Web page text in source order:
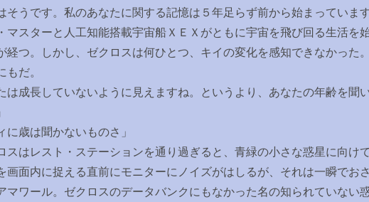
そうです。私のあなたに関する記憶は５年足らず前から始まっています
スターと人工知能搭載宇宙船ＸＥＸがともに宇宙を飛び回る生活を
経つ。しかし、ゼクロスは何ひとつ、キイの変化を感知できなかった
もだ。
は成長していないように見えますね。というより、あなたの年齢を聞
に歳は聞かないものさ」
はレスト・ステーションを通り過ぎると、青緑の小さな惑星に向け
画面内に捉える直前にモニターにノイズがはしるが、それは一瞬でおさ
ワール。ゼクロスのデータバンクにもなかった名の知られていない